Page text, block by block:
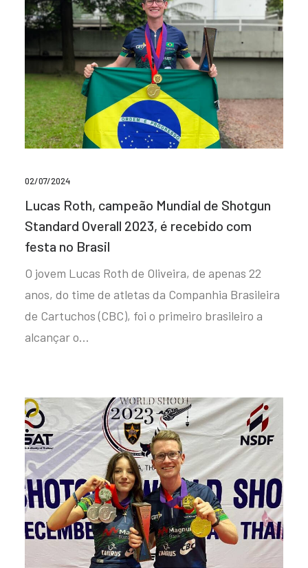
02/07/2024
Lucas Roth, campeão Mundial de Shotgun
Standard Overall 2023, é recebido com
festa no Brasil
O jovem Lucas Roth de Oliveira, de apenas 22
anos, do time de atletas da Companhia Brasileira
de Cartuchos (CBC), foi o primeiro brasileiro a
alcançar o…